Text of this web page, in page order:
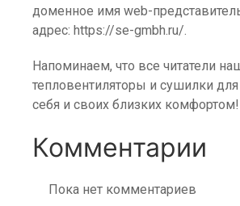
доменное имя web-
адрес: https://se-gmbh.ru/.
Напоминаем, что все читатели
тепловентиляторы и сушилки
себя и своих близких комфортом!
Комментарии
Пока нет комментариев